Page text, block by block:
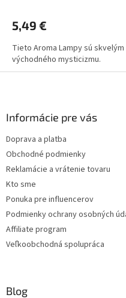
5,49 €
Tieto Aroma Lampy sú
východného mysticizmu.
Informácie pre vás
Doprava a platba
Obchodné podmienky
Reklamácie a vrátenie tovaru
Kto sme
Ponuka pre influencerov
Podmienky ochrany osobných
Affiliate program
Veľkoobchodná spolupráca
Blog